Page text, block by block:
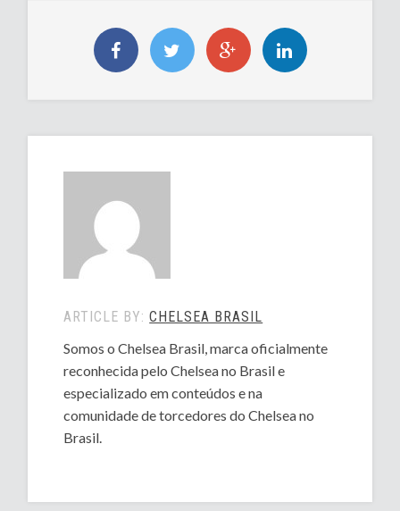
ARTICLE BY:CHELSEA BRASIL
Somos o Chelsea Brasil, marca oficialmente
reconhecida pelo Chelsea no Brasil e
especializado em conteúdos e na
comunidade de torcedores do Chelsea no
Brasil.